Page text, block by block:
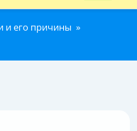
и его причины